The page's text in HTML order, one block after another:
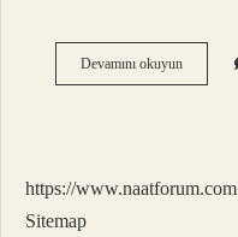
Devamını okuyunAhşap
Oyuncak
https://www.naatforum.com
Sitemap